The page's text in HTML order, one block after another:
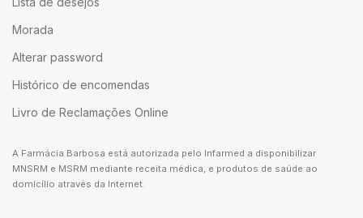
Morada
Alterar password
Histórico de encomendas
Livro de Reclamações Online
A Farmácia Barbosa está autorizada pelo Infarmed a disponibilizar
MNSRM e MSRM mediante receita médica, e produtos de saúde ao
domicílio através da Internet.